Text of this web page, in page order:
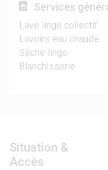
Services
Lave linge collectif
Lavoirs eau chaude
Sèche linge
Blanchisserie
Situation &
Accès